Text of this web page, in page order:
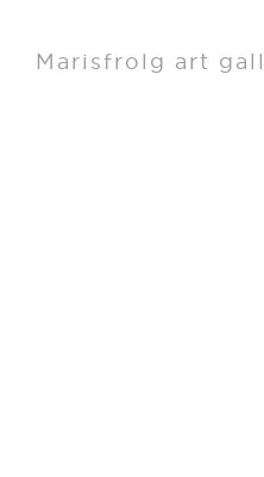
Marisfrolg art